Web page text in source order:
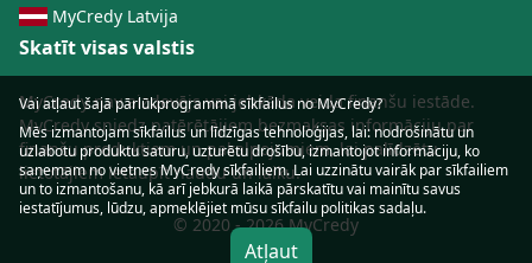
MyCredy Latvija
Skatīt visas valstis
MyCredy nav aizdevējs vai jebkāda veida finanšu iestāde.
MyCredy sniedz patērētājiem bezmaksas informāciju par
finanšu produktiem un pakalpojumiem, lai palīdzētu
lietotājiem ietaupīt naudu un laiku.
© 2020 - 2026 MyCredy
Vai atļaut šajā pārlūkprogrammā sīkfailus no MyCredy?
Mēs izmantojamsīkfailusun līdzīgas tehnoloģijas, lai: nodrošinātu un
uzlabotu produktu saturu, uzturētu drošību, izmantojot informāciju, ko
saņemam no vietnes MyCredy sīkfailiem. Lai uzzinātu vairāk par sīkfailiem
un to izmantošanu, kā arī jebkurā laikā pārskatītu vai mainītu savus
iestatījumus, lūdzu, apmeklējiet mūsusīkfailu politikas sadaļu.
Atļaut